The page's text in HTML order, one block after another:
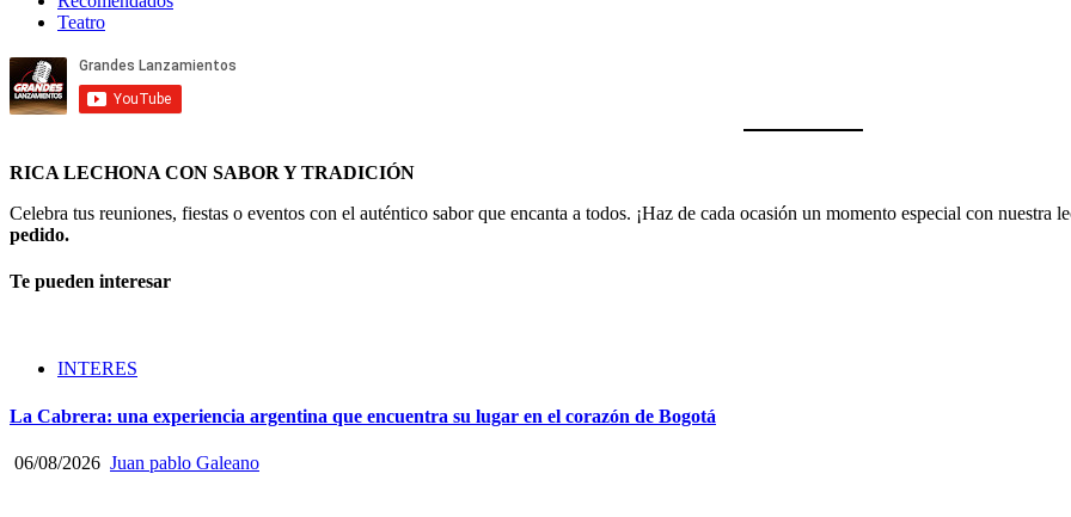
Teatro
RICA LECHONA CON SABOR Y TRADICIÓN
Celebra tus reuniones, fiestas o eventos con el auténtico sabor que encanta a todos. ¡Haz de cada ocasión un momento especial con nuestra
pedido.
Te pueden interesar
INTERES
La Cabrera: una experiencia argentina que encuentra su lugar en el corazón de Bogotá
06/08/2026 Juan pablo Galeano